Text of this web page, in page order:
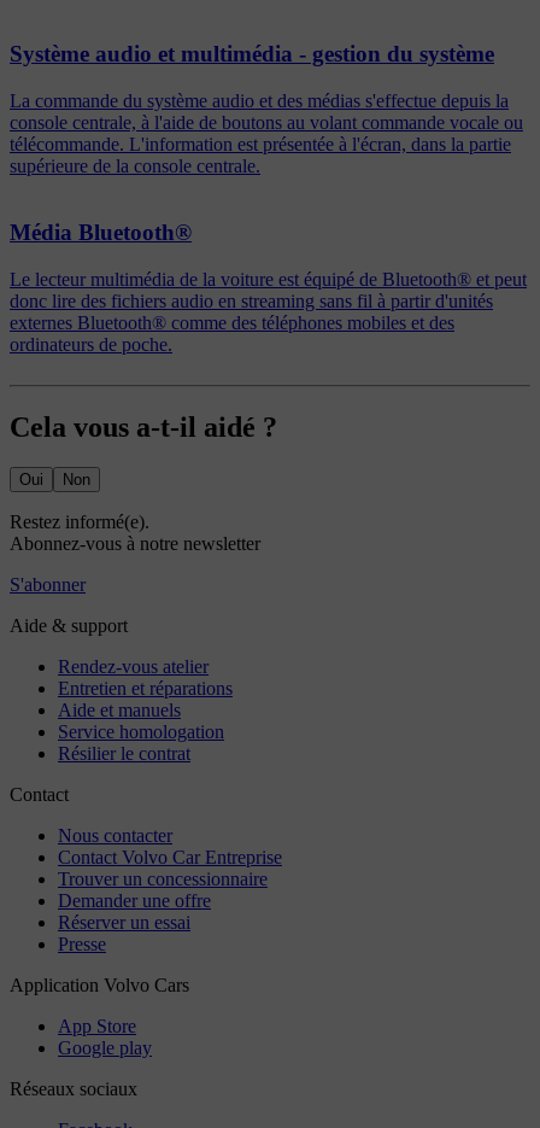
Système audio et multimédia - gestion du système
La commande du système audio et des médias s'effectue depuis la
console centrale, à l'aide de boutons au volant commande vocale ou
télécommande. L'information est présentée à l'écran, dans la partie
supérieure de la console centrale.
Média Bluetooth®
Le lecteur multimédia de la voiture est équipé de Bluetooth® et peut
donc lire des fichiers audio en streaming sans fil à partir d'unités
externes Bluetooth® comme des téléphones mobiles et des
ordinateurs de poche.
Cela vous a-t-il aidé ?
Oui Non